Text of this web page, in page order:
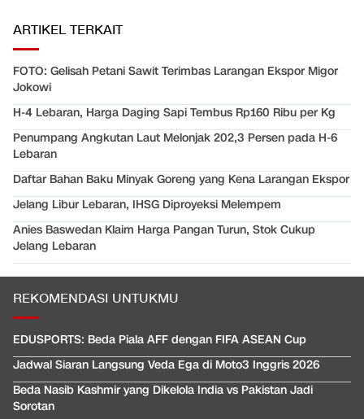
ARTIKEL TERKAIT
FOTO: Gelisah Petani Sawit Terimbas Larangan Ekspor Migor
Jokowi
H-4 Lebaran, Harga Daging Sapi Tembus Rp160 Ribu per Kg
Penumpang Angkutan Laut Melonjak 202,3 Persen pada H-6
Lebaran
Daftar Bahan Baku Minyak Goreng yang Kena Larangan Ekspor
Jelang Libur Lebaran, IHSG Diproyeksi Melempem
Anies Baswedan Klaim Harga Pangan Turun, Stok Cukup
Jelang Lebaran
REKOMENDASI UNTUKMU
EDUSPORTS: Beda Piala AFF dengan FIFA ASEAN Cup
Jadwal Siaran Langsung Veda Ega di Moto3 Inggris 2026
Beda Nasib Kashmir yang Dikelola India vs Pakistan Jadi
Sorotan